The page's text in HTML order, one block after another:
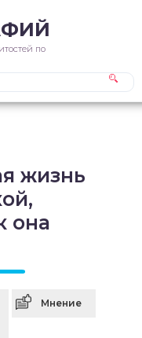
по
жизнь
она
Мнение